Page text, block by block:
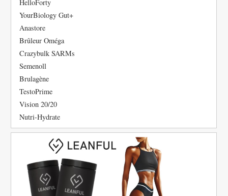
HelloForty
YourBiology Gut+
Anastore
Brûleur Oméga
Crazybulk SARMs
Semenoll
Brulagène
TestoPrime
Vision 20/20
Nutri-Hydrate